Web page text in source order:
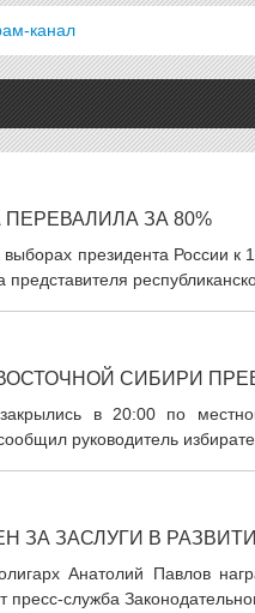
канал
ЗА 80%
президента России
СИБИРИ
закрылись в 20:00 по
руководитель
ЗА ЗАСЛУГИ В
Анатолий Павлов
служба